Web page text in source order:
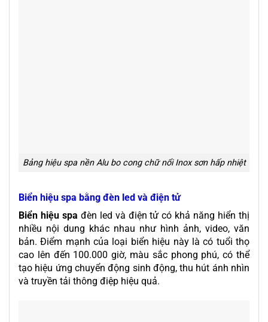
Bảng hiệu spa nền Alu bo cong chữ nổi Inox sơn hấp nhiệt
Biển hiệu spa bằng đèn led và điện tử
Biển hiệu spa đèn led và điện tử có khả năng hiển thị
nhiều nội dung khác nhau như hình ảnh, video, văn
bản. Điểm mạnh của loại biển hiệu này là có tuổi thọ
cao lên đến 100.000 giờ, màu sắc phong phú, có thể
tạo hiệu ứng chuyển động sinh động, thu hút ánh nhìn
và truyền tải thông điệp hiệu quả.